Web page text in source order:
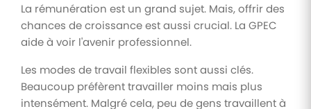
La rémunération est un grand sujet. Mais, offrir des
chances de croissance est aussi crucial. La GPEC
aide à voir l'avenir professionnel.
Les modes de travail flexibles sont aussi clés.
Beaucoup préfèrent travailler moins mais plus
intensément. Malgré cela, peu de gens travaillent à